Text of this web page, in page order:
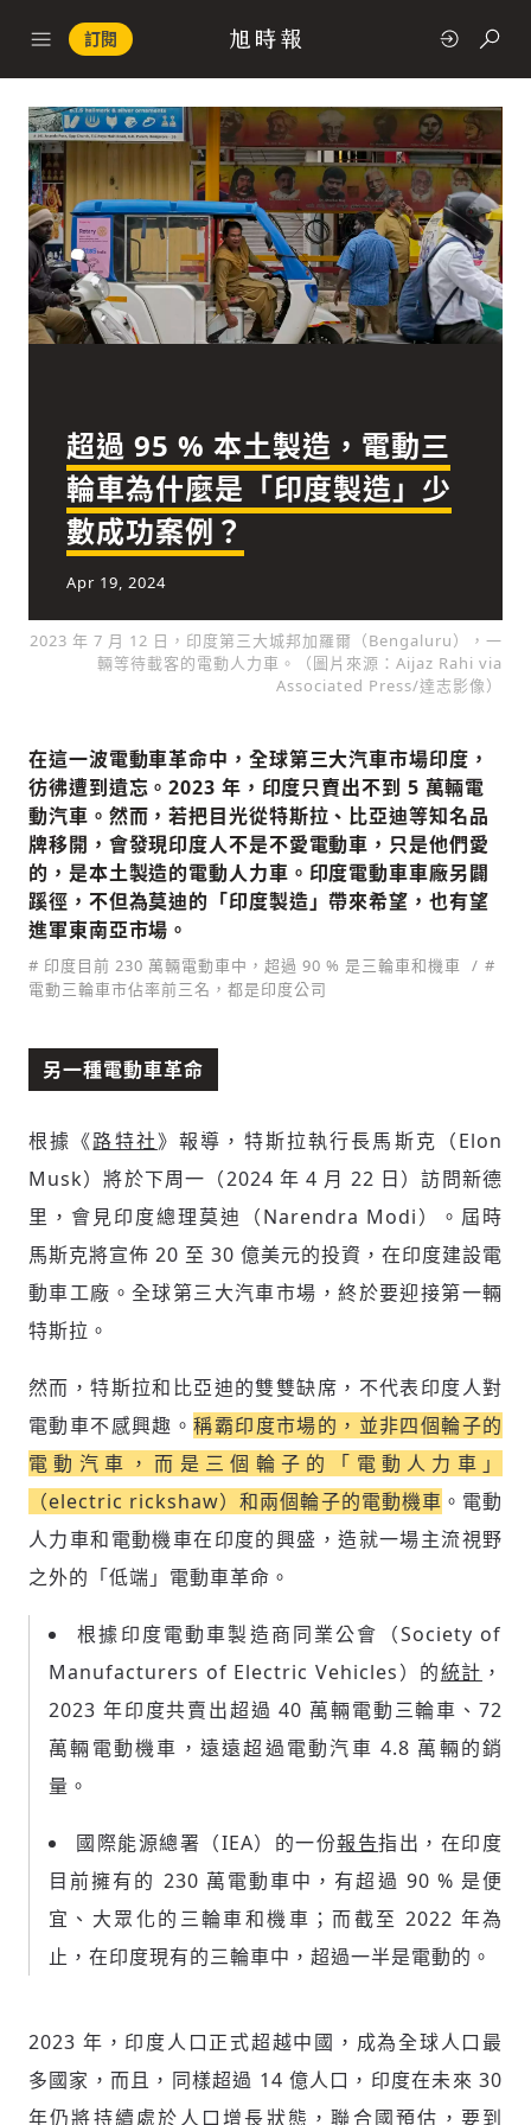
訂閱
快速連結
政治
經濟
科技
社會
人文
超過 95 % 本土製造，電動三
輪車為什麼是「印度製造」少
數成功案例？
Apr 19, 2024
2023 年 7 月 12 日，印度第三大城邦加羅爾（Bengaluru），一
輛等待載客的電動人力車。（圖片來源：Aijaz Rahi via
Associated Press/達志影像）
在這一波電動車革命中，全球第三大汽車市場印度，
彷彿遭到遺忘。2023 年，印度只賣出不到 5 萬輛電
動汽車。然而，若把目光從特斯拉、比亞迪等知名品
牌移開，會發現印度人不是不愛電動車，只是他們愛
的，是本土製造的電動人力車。印度電動車車廠另闢
蹊徑，不但為莫迪的「印度製造」帶來希望，也有望
進軍東南亞市場。
# 印度目前 230 萬輛電動車中，超過 90 % 是三輪車和機車
#
電動三輪車市佔率前三名，都是印度公司
另一種電動車革命
根據《路特社》報導，特斯拉執行長馬斯克（Elon
Musk）將於下周一（2024 年 4 月 22 日）訪問新德
里，會見印度總理莫迪（Narendra Modi）。屆時
馬斯克將宣佈 20 至 30 億美元的投資，在印度建設電
動車工廠。全球第三大汽車市場，終於要迎接第一輛
特斯拉。
然而，特斯拉和比亞迪的雙雙缺席，不代表印度人對
電動車不感興趣。稱霸印度市場的，並非四個輪子的
電動汽車，而是三個輪子的「電動人力車」
（electric rickshaw）和兩個輪子的電動機車 。電動
人力車和電動機車在印度的興盛，造就一場主流視野
之外的「低端」電動車革命。
根據印度電動車製造商同業公會（Society of
Manufacturers of Electric Vehicles）的統計 ，
2023 年印度共賣出超過 40 萬輛電動三輪車、72
萬輛電動機車，遠遠超過電動汽車 4.8 萬輛的銷
量。
國際能源總署（IEA）的一份報告指出，在印度
目前擁有的 230 萬電動車中，有超過 90 % 是便
宜、大眾化的三輪車和機車；而截至 2022 年為
止，在印度現有的三輪車中，超過一半是電動的。
2023 年，印度人口正式超越中國，成為全球人口最
多國家，而且，同樣超過 14 億人口，印度在未來 30
年仍將持續處於人口增長狀態，聯合國預估，要到
新增回應